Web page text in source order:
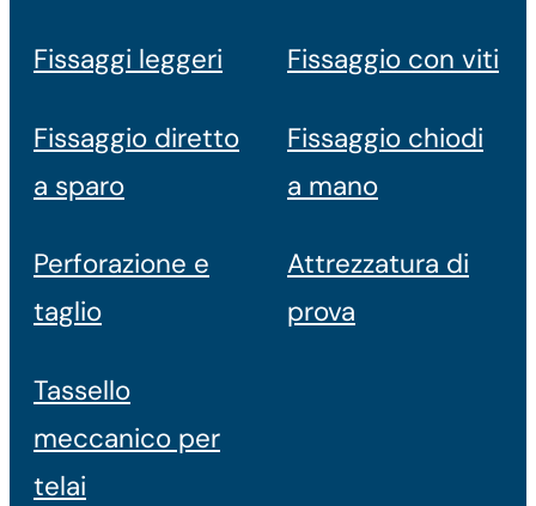
Fissaggi leggeri Fissaggio con viti
Fissaggio diretto
a sparo
Fissaggio chiodi
a mano
Perforazione e
taglio
Attrezzatura di
prova
Tassello
meccanico per
telai